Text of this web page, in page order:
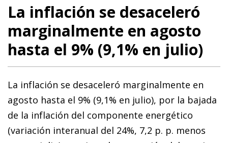
La inflación se desaceleró
marginalmente en agosto
hasta el 9% (9,1% en julio)
La inflación se desaceleró marginalmente en
agosto hasta el 9% (9,1% en julio), por la bajada
de la inflación del componente energético
(variación interanual del 24%, 7,2 p. p. menos